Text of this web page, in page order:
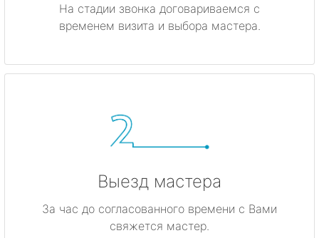
На стадии звонка договариваемся с
временем визита и выбора мастера.
Выезд мастера
За час до согласованного времени с Вами
свяжется мастер.